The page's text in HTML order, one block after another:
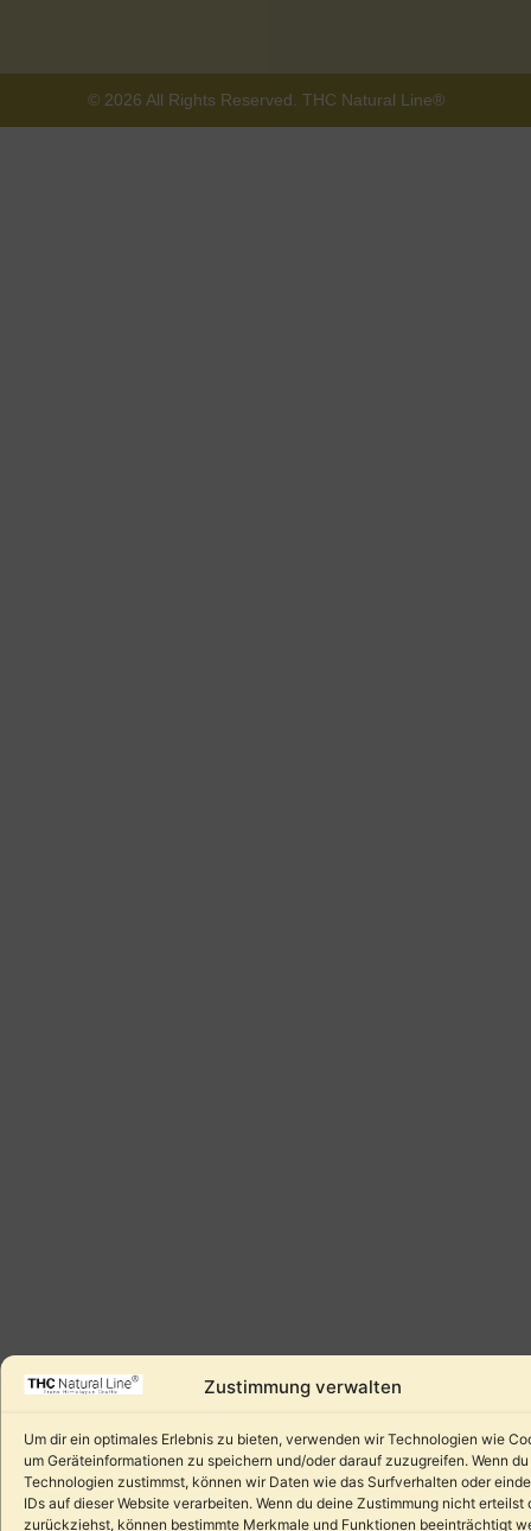
Zustimmung verwalten
Um dir ein optimales Erlebnis zu bieten, verwenden wir Technologien wie
um Geräteinformationen zu speichern und/oder darauf zuzugreifen. Wenn
Technologien zustimmst, können wir Daten wie das Surfverhalten oder
IDs auf dieser Website verarbeiten. Wenn du deine Zustimmung nicht erteilst
zurückziehst, können bestimmte Merkmale und Funktionen beeinträchtigt
© 2026 All Rights Reserved. THC Natural Line®